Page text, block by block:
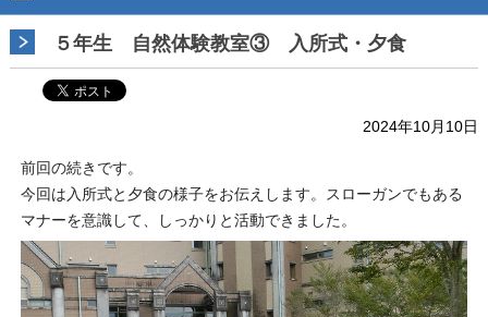
５年生 自然体験教室③ 入所式・夕食
2024年10月10日
前回の続きです。
今回は入所式と夕食の様子をお伝えします。スローガンでもある
マナーを意識して、しっかりと活動できました。